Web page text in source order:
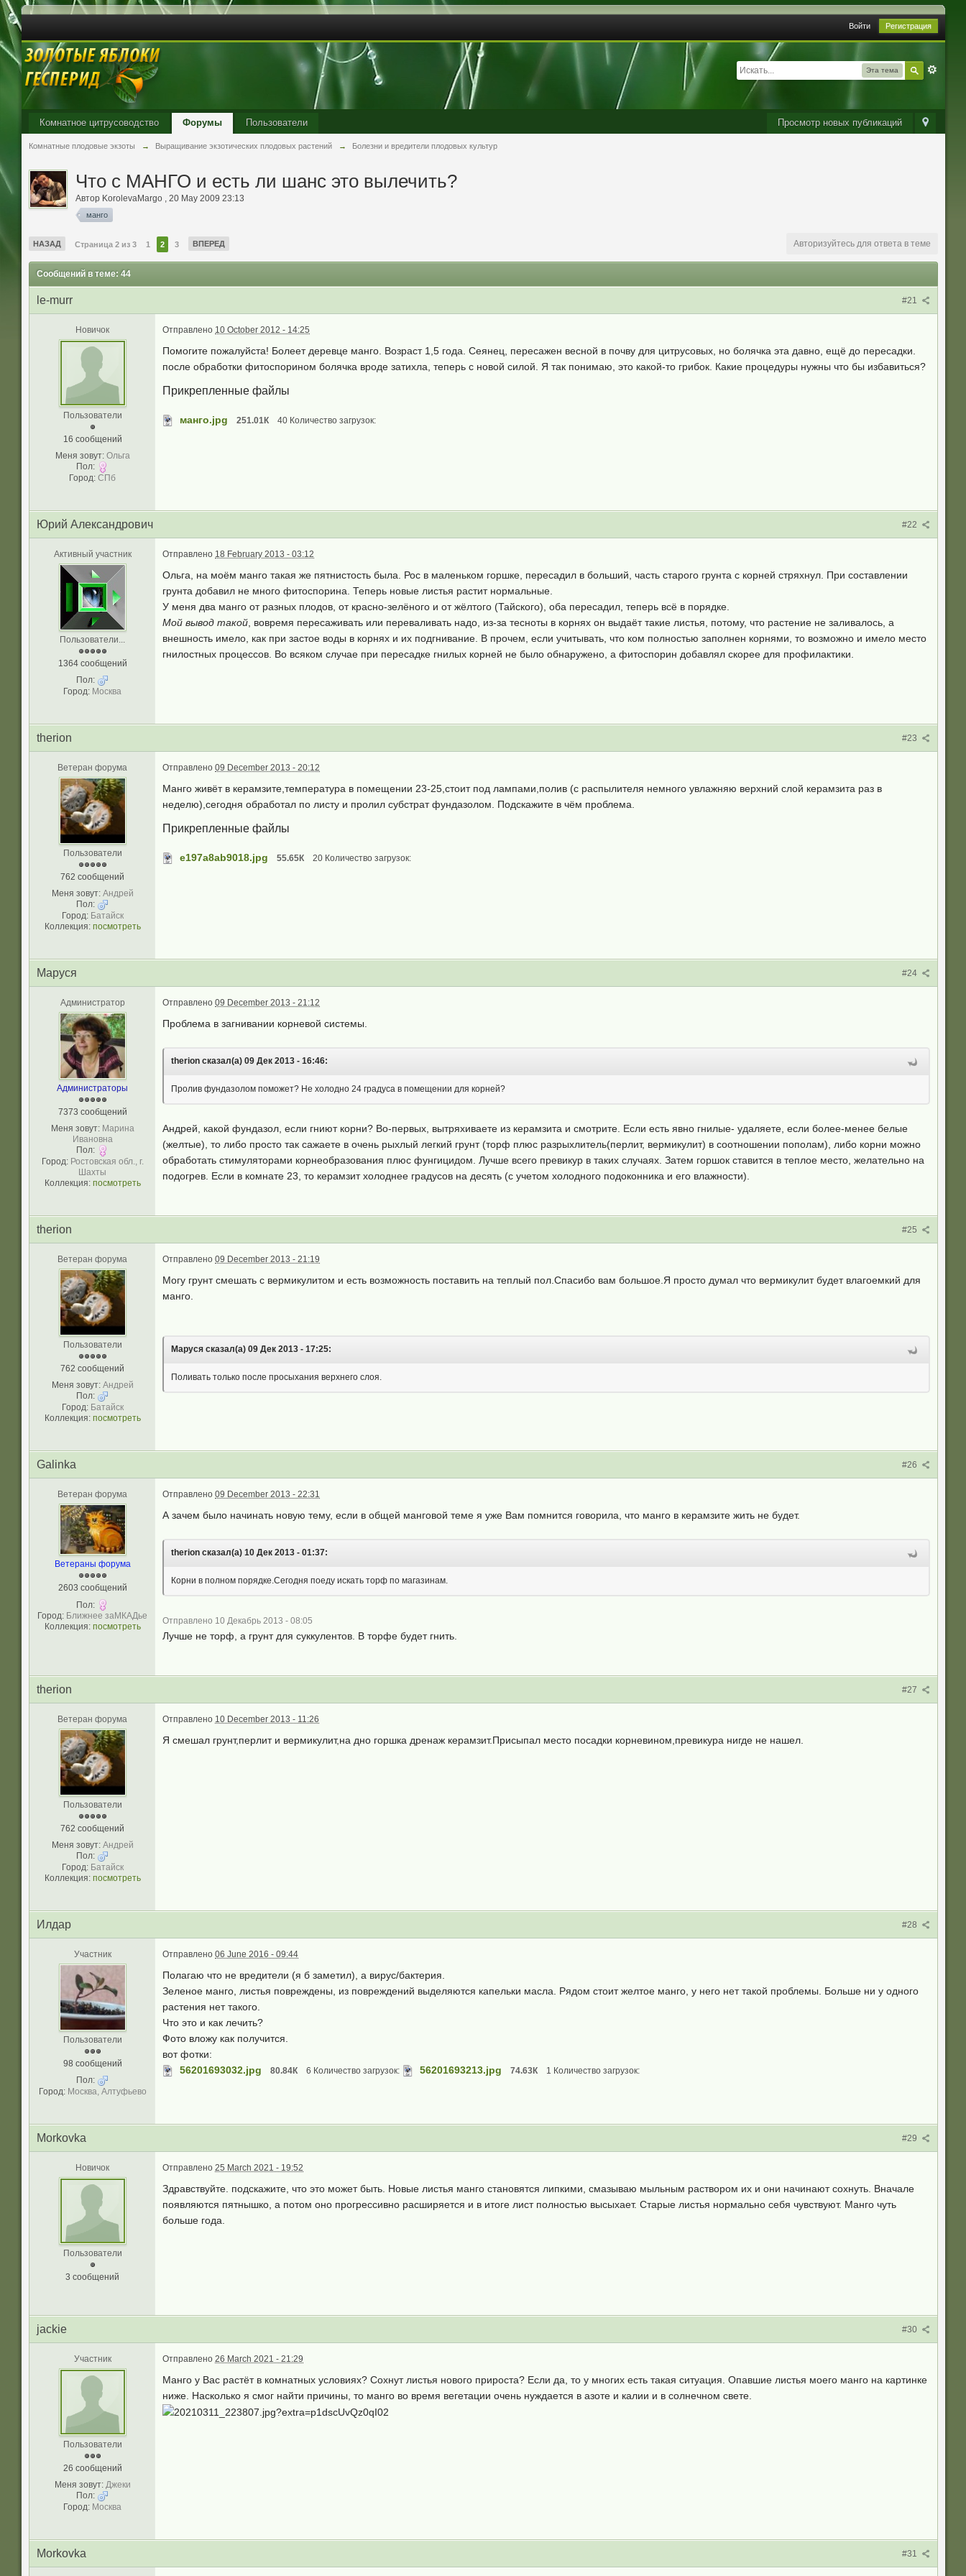
Войти Регистрация
Эта тема
Просмотр новых публикаций
Комнатное цитрусоводство Форумы Пользователи
Комнатные плодовые экзоты → Выращивание экзотических плодовых растений → Болезни и вредители плодовых культур
Что с МАНГО и есть ли шанс это вылечить?
Автор KorolevaMargo , 20 May 2009 23:13
манго
НАЗАД Страница 2 из 3 1 2 3 ВПЕРЕД Авторизуйтесь для ответа в теме
Сообщений в теме: 44
#21
le-murr
Новичок
Пользователи
16 сообщений
Меня зовут: Ольга
Пол:
Город: СПб
Отправлено 10 October 2012 - 14:25
Помогите пожалуйста! Болеет деревце манго. Возраст 1,5 года. Сеянец, пересажен весной в почву для цитрусовых, но болячка эта давно, ещё до пересадки.
после обработки фитоспорином болячка вроде затихла, теперь с новой силой. Я так понимаю, это какой-то грибок. Какие процедуры нужны что бы избавиться?
Прикрепленные файлы
манго.jpg 251.01К 40 Количество загрузок:
#22
Юрий Александрович
Активный участник
Пользователи...
1364 сообщений
Пол:
Город: Москва
Отправлено 18 February 2013 - 03:12
Ольга, на моём манго такая же пятнистость была. Рос в маленьком горшке, пересадил в больший, часть старого грунта с корней стряхнул. При составлении
грунта добавил не много фитоспорина. Теперь новые листья растит нормальные.
У меня два манго от разных плодов, от красно-зелёного и от жёлтого (Тайского), оба пересадил, теперь всё в порядке.
Мой вывод такой , вовремя пересаживать или переваливать надо, из-за тесноты в корнях он выдаёт такие листья, потому, что растение не заливалось, а
внешность имело, как при застое воды в корнях и их подгнивание. В прочем, если учитывать, что ком полностью заполнен корнями, то возможно и имело место
гнилостных процессов. Во всяком случае при пересадке гнилых корней не было обнаружено, а фитоспорин добавлял скорее для профилактики.
#23
therion
Ветеран форума
Пользователи
762 сообщений
Меня зовут: Андрей
Пол:
Город: Батайск
Коллекция: посмотреть
Отправлено 09 December 2013 - 20:12
Манго живёт в керамзите,температура в помещении 23-25,стоит под лампами,полив (с распылителя немного увлажняю верхний слой керамзита раз в
неделю),сегодня обработал по листу и пролил субстрат фундазолом. Подскажите в чём проблема.
Прикрепленные файлы
e197a8ab9018.jpg 55.65К 20 Количество загрузок:
#24
Маруся
Администратор
Администраторы
7373 сообщений
Меня зовут: Марина
Ивановна
Пол:
Город: Ростовская обл., г.
Шахты
Коллекция: посмотреть
Отправлено 09 December 2013 - 21:12
Проблема в загнивании корневой системы.
therion сказал(а) 09 Дек 2013 - 16:46:
Пролив фундазолом поможет? Не холодно 24 градуса в помещении для корней?
Андрей, какой фундазол, если гниют корни? Во-первых, вытряхиваете из керамзита и смотрите. Если есть явно гнилые- удаляете, если более-менее белые
(желтые), то либо просто так сажаете в очень рыхлый легкий грунт (торф плюс разрыхлитель(перлит, вермикулит) в соотношении пополам), либо корни можно
обработать стимуляторами корнеобразования плюс фунгицидом. Лучше всего превикур в таких случаях. Затем горшок ставится в теплое место, желательно на
подогрев. Если в комнате 23, то керамзит холоднее градусов на десять (с учетом холодного подоконника и его влажности).
#25
therion
Ветеран форума
Пользователи
762 сообщений
Меня зовут: Андрей
Пол:
Город: Батайск
Коллекция: посмотреть
Отправлено 09 December 2013 - 21:19
Могу грунт смешать с вермикулитом и есть возможность поставить на теплый пол.Спасибо вам большое.Я просто думал что вермикулит будет влагоемкий для
манго.
Маруся сказал(а) 09 Дек 2013 - 17:25:
Поливать только после просыхания верхнего слоя.
#26
Galinka
Ветеран форума
Ветераны форума
2603 сообщений
Пол:
Город: Ближнее заМКАДье
Коллекция: посмотреть
Отправлено 09 December 2013 - 22:31
А зачем было начинать новую тему, если в общей манговой теме я уже Вам помнится говорила, что манго в керамзите жить не будет.
therion сказал(а) 10 Дек 2013 - 01:37:
Корни в полном порядке.Сегодня поеду искать торф по магазинам.
Отправлено 10 Декабрь 2013 - 08:05
Лучше не торф, а грунт для суккулентов. В торфе будет гнить.
#27
therion
Ветеран форума
Пользователи
762 сообщений
Меня зовут: Андрей
Пол:
Город: Батайск
Коллекция: посмотреть
Отправлено 10 December 2013 - 11:26
Я смешал грунт,перлит и вермикулит,на дно горшка дренаж керамзит.Присыпал место посадки корневином,превикура нигде не нашел.
#28
Илдар
Участник
Пользователи
98 сообщений
Пол:
Город: Москва, Алтуфьево
Отправлено 06 June 2016 - 09:44
Полагаю что не вредители (я б заметил), а вирус/бактерия.
Зеленое манго, листья повреждены, из повреждений выделяются капельки масла. Рядом стоит желтое манго, у него нет такой проблемы. Больше ни у одного
растения нет такого.
Что это и как лечить?
Фото вложу как получится.
вот фотки:
56201693032.jpg
80.84К 6 Количество загрузок: 56201693213.jpg 74.63К 1 Количество загрузок:
#29
Morkovka
Новичок
Пользователи
3 сообщений
Отправлено 25 March 2021 - 19:52
Здравствуйте. подскажите, что это может быть. Новые листья манго становятся липкими, смазываю мыльным раствором их и они начинают сохнуть. Вначале
появляются пятнышко, а потом оно прогрессивно расширяется и в итоге лист полностью высыхает. Старые листья нормально себя чувствуют. Манго чуть
больше года.
#30
jackie
Участник
Пользователи
26 сообщений
Меня зовут: Джеки
Пол:
Город: Москва
Отправлено 26 March 2021 - 21:29
Манго у Вас растёт в комнатных условиях? Сохнут листья нового прироста? Если да, то у многих есть такая ситуация. Опавшие листья моего манго на картинке
ниже. Насколько я смог найти причины, то манго во время вегетации очень нуждается в азоте и калии и в солнечном свете.
#31
Morkovka